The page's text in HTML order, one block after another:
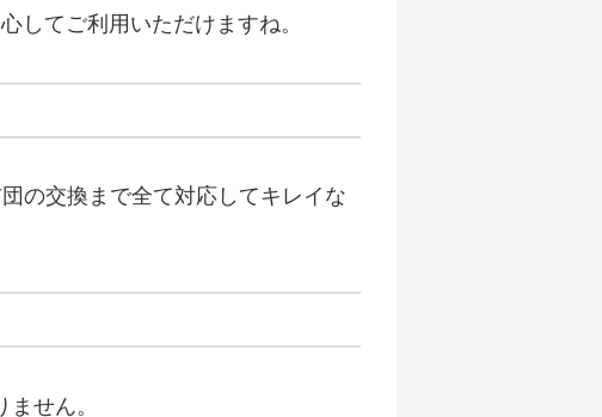
してご利用いただけますね。
の交換まで全て対応してキレイな
せん。